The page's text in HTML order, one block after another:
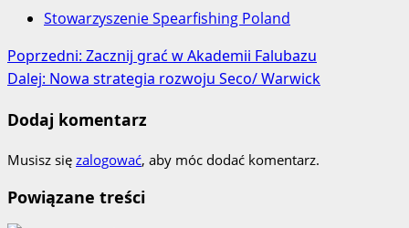
Stowarzyszenie Spearfishing Poland
Zobacz
wpisy
Poprzedni: Zacznij grać w Akademii Falubazu
Dalej: Nowa strategia rozwoju Seco/ Warwick
Dodaj komentarz
Musisz się zalogować, aby móc dodać komentarz.
Powiązane treści